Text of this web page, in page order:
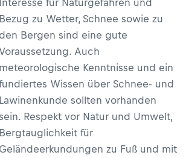
Bezug zu Wetter, Schnee sowie zu
den Bergen sind eine gute
Voraussetzung. Auch
meteorologische Kenntnisse und ein
Wissen über Schnee- und
Lawinenkunde sollten vorhanden
Respekt vor Natur und Umwelt,
Bergtauglichkeit für
Geländeerkundungen zu Fuß und mit